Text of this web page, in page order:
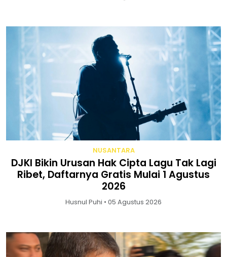
NUSANTARA
DJKI Bikin Urusan Hak Cipta Lagu Tak Lagi
Ribet, Daftarnya Gratis Mulai 1 Agustus
2026
Husnul Puhi • 05 Agustus 2026